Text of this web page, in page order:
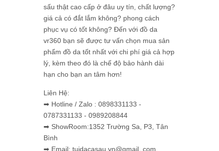
sấu thật cao cấp ở đâu uy tín, chất lượng?
giá cả có đắt lắm không? phong cách
phục vụ có tốt không? Đến với đồ da
vr360 bạn sẽ được tư vấn chọn mua sản
phẩm đồ da tốt nhất với chi phí giá cả hợp
lý, kèm theo đó là chế độ bảo hành dài
hạn cho bạn an tâm hơn!
Liên Hệ:
➡ Hotline / Zalo : 0898331133 -
0787331133 - 0989208844
➡ ShowRoom:1352 Trường Sa, P3, Tân
Bình
➡ Email: tuidacasau.vn@gmail. com